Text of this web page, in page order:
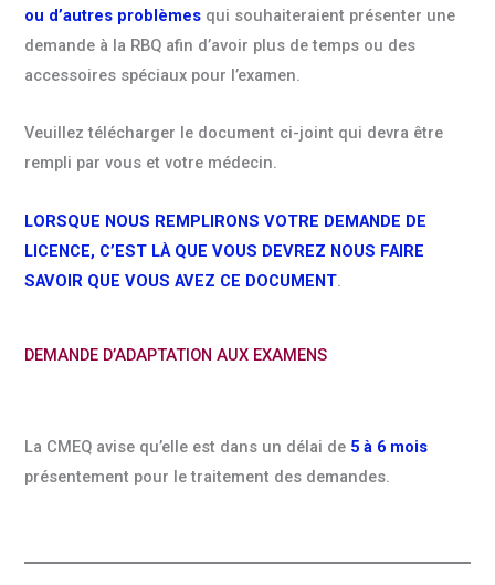
ou d’autres problèmesqui souhaiteraient présenter une
demande à la RBQ afin d’avoir plus de temps ou des
accessoires spéciaux pour l’examen.
Veuillez télécharger le document ci-joint qui devra être
rempli par vous et votre médecin.
LORSQUE NOUS REMPLIRONS VOTRE DEMANDE DE
LICENCE, C’EST LÀ QUE VOUS DEVREZ NOUS FAIRE
SAVOIR QUE VOUS AVEZ CE DOCUMENT.
DEMANDE D’ADAPTATION AUX EXAMENS
La CMEQ avise qu’elle est dans un délai de5 à 6 mois
présentement pour le traitement des demandes.